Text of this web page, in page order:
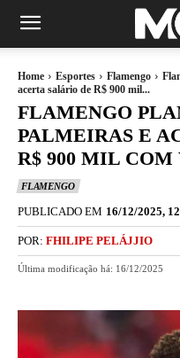
Home Esportes Flamengo
acerta salário de R$ 900 mil...
FLAMENGO
PALMEIRAS E
R$ 900 MIL
FLAMENGO
PUBLICADO EM 16/12/2025,
POR: FHILIPE PELÁJJIO
Última modificação há: 16/12/2025